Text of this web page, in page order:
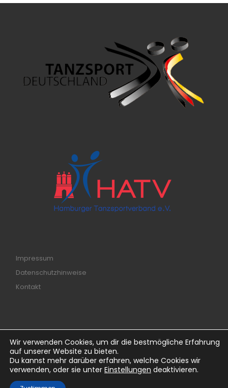
Impressum
Datenschutzhinweise
Kontakt
© 2026ttc-savoy.de – Alle Rechte vorbehalten
Powered byWP– Entworfen mit demCustomizr-Theme
Wir verwenden Cookies, um dir die bestmögliche Erfahrung
auf unserer Website zu bieten.
Du kannst mehr darüber erfahren, welche Cookies wir
verwenden, oder sie unter Einstellungen deaktivieren.